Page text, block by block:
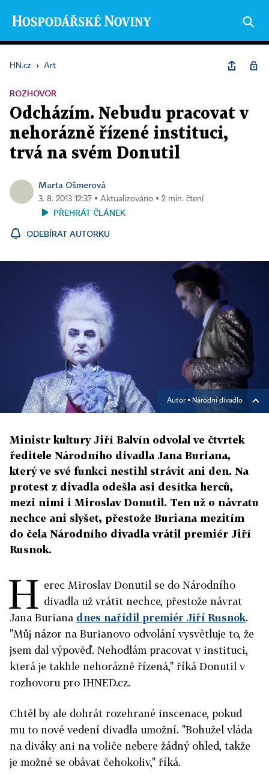
HN.cz › Art
ROZHOVOR
Odcházím. Nebudu pracovat v
nehorázně řízené instituci,
trvá na svém Donutil
Marta Ošmerová
3. 8. 2013 12:37 ▪ Aktualizováno ▪ 2 min. čtení
PŘEHRÁT ČLÁNEK
ODEBÍRAT AUTORKU
Autor ▪ Národní divadlo
Ministr kultury Jiří Balvín odvolal ve čtvrtek
ředitele Národního divadla Jana Buriana,
který ve své funkci nestihl strávit ani den. Na
protest z divadla odešla asi desítka herců,
mezi nimi i Miroslav Donutil. Ten už o návratu
nechce ani slyšet, přestože Buriana mezitím
do čela Národního divadla vrátil premiér Jiří
Rusnok.
H erec Miroslav Donutil se do Národního
divadla už vrátit nechce, přestože návrat
Jana Buriana dnes nařídil premiér Jiří Rusnok.
"Můj názor na Burianovo odvolání vysvětluje to, že
jsem dal výpověď. Nehodlám pracovat v instituci,
která je takhle nehorázně řízená," říká Donutil v
rozhovoru pro IHNED.cz.
Chtěl by ale dohrát rozehrané inscenace, pokud
mu to nové vedení divadla umožní. "Bohužel vláda
na diváky ani na voliče nebere žádný ohled, takže
je možné se obávat čehokoliv," říká.